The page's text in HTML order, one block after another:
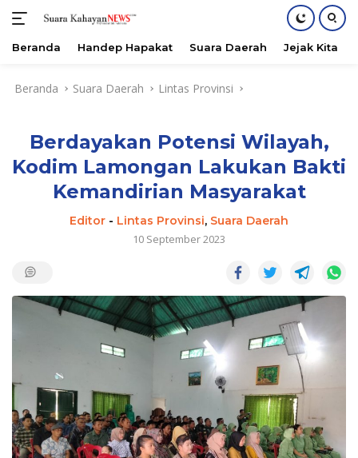
Beranda Handep Hapakat Suara Daerah Jejak Kita
Beranda Suara Daerah Lintas Provinsi
Berdayakan Potensi Wilayah,
Kodim Lamongan Lakukan Bakti
Kemandirian Masyarakat
Editor - Lintas Provinsi, Suara Daerah
10 September 2023